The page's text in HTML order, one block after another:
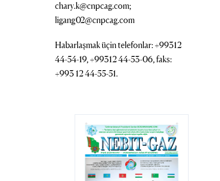
chary.k@cnpcag.com;
ligang02@cnpcag.com
Habarlaşmak üçin telefonlar: +99312
44-54-19, +99312 44-53-06, faks:
+993 12 44-55-51.